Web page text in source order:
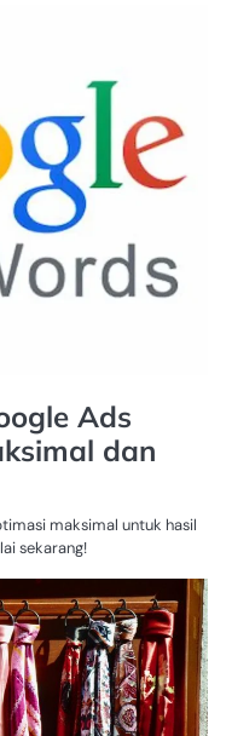
Ads
dan
maksimal untuk hasil
sekarang!